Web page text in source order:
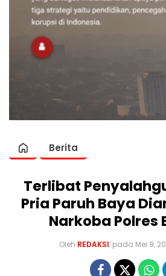
Berita
Terlibat
Pria Paruh Baya
Narkoba Polres
Oleh REDAKSI pada Mei 9,